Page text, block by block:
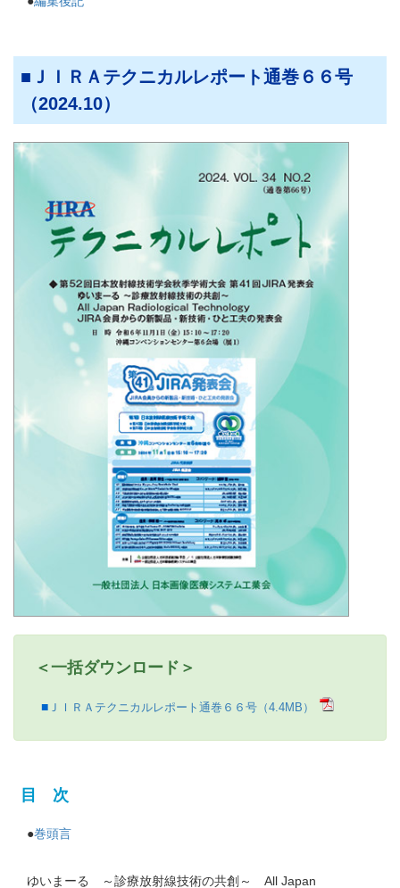
ＪＩＲＡテクニカルレポート通巻６６号
（2024.10）
＜一括ダウンロード＞
ＪＩＲＡテクニカルレポート通巻６６号（4.4MB）
目 次
●巻頭言
ゆいまーる ～診療放射線技術の共創～ All Japan